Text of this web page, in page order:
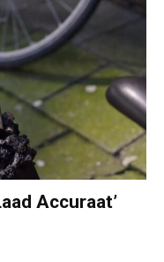
Accuraat’